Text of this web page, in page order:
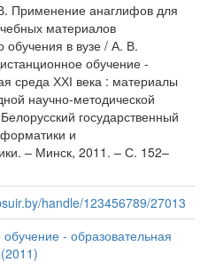
Применение анаглифов для
материалов
обучения в вузе / А. В.
обучение -
среда ХХІ века : материалы
научно-методической
государственный
и
– Минск, 2011. – С. 152–
handle/123456789/27013
- образовательная